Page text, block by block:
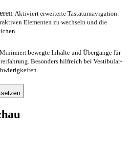
Aktiviert erweiterte Tastaturnavigation.
Elementen zu wechseln und die
Minimiert bewegte Inhalte und Übergänge für
Besonders hilfreich bei Vestibular-